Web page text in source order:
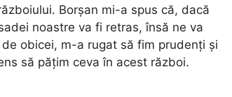
Borșan mi-a spus că, dacă
noastre va fi retras, însă ne va
obicei, m-a rugat să fim prudenți și
să pățim ceva în acest război.